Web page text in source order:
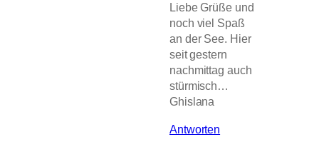
Liebe Grüße und
noch viel Spaß
an der See. Hier
seit gestern
nachmittag auch
stürmisch…
Ghislana
Antworten